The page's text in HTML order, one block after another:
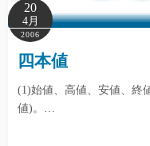
20
4月
2006
四本値
(1)始値、高値、安値、終
値)。…